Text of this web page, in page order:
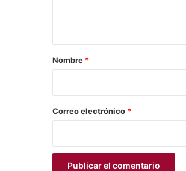
r
*
Nombre *
Correo electrónico *